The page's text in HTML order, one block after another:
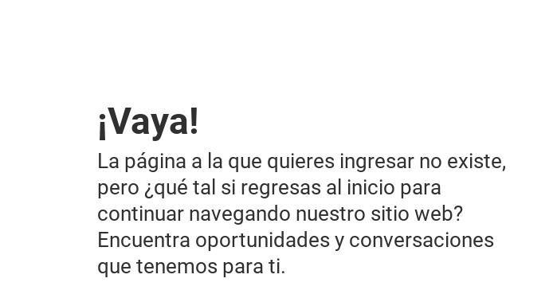
¡Vaya!
La página a la que quieres ingresar no existe,
pero ¿qué tal si regresas al inicio para
continuar navegando nuestro sitio web?
Encuentra oportunidades y conversaciones
que tenemos para ti.